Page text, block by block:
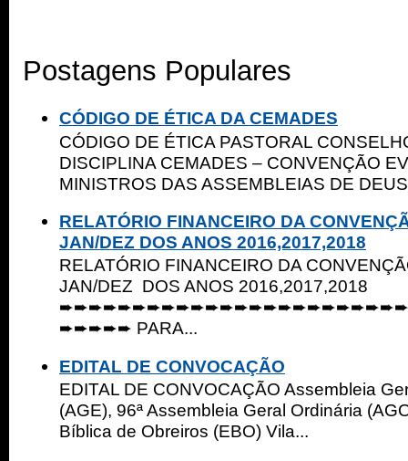
Postagens Populares
CÓDIGO DE ÉTICA DA CEMADES
CÓDIGO DE ÉTICA PASTORAL
DISCIPLINA CEMADES – CONVENÇÃO
MINISTROS DAS ASSEMBLEIAS DE
RELATÓRIO FINANCEIRO DA
JAN/DEZ DOS ANOS 2016,2017,2018
RELATÓRIO FINANCEIRO DA
JAN/DEZ DOS ANOS 2016,2017,2018
➨➨➨➨➨ PARA...
EDITAL DE CONVOCAÇÃO
EDITAL DE CONVOCAÇÃO Assembleia
(AGE), 96ª Assembleia Geral Ordinária
Bíblica de Obreiros (EBO) Vila...